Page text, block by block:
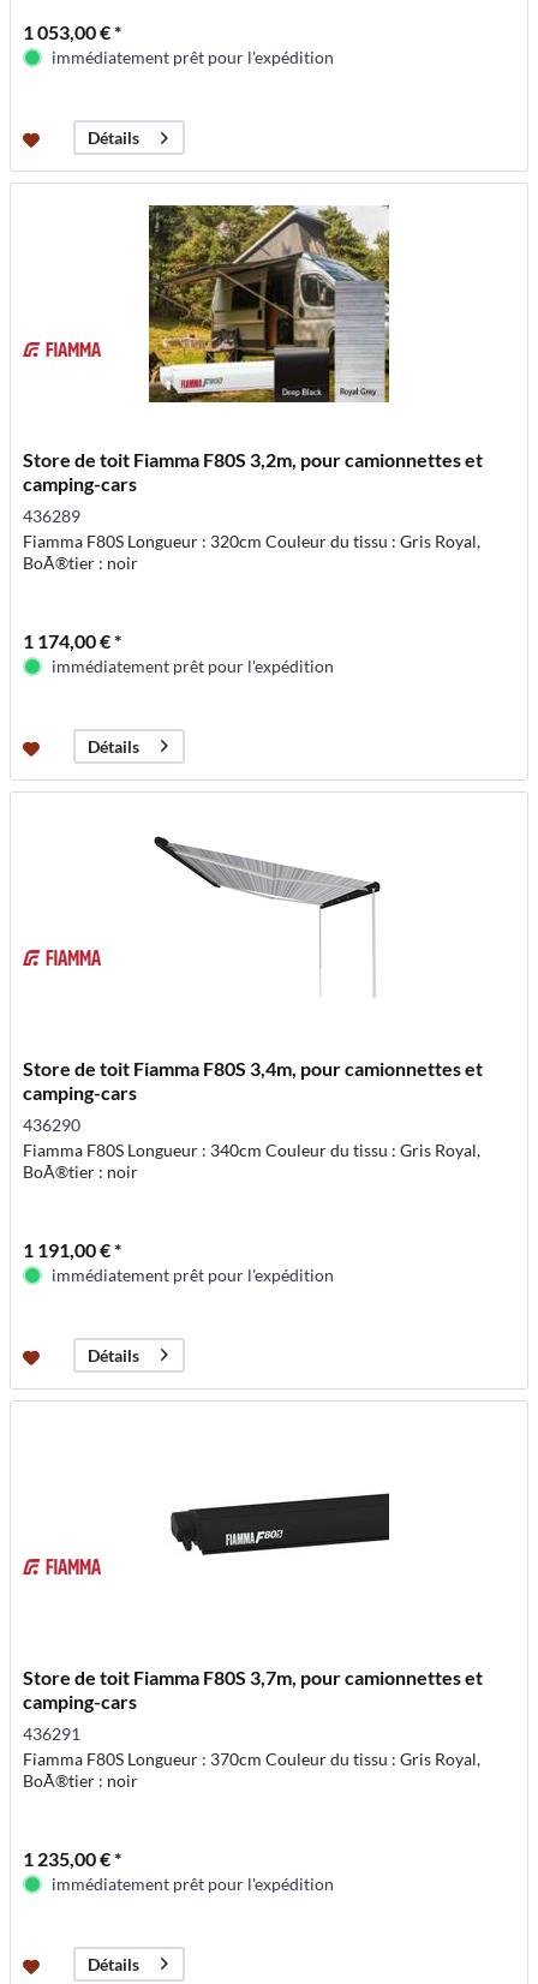
1 053,00 € *
immédiatement prêt pour l'expédition
Détails
Store de toit Fiamma F80S 3,2m, pour camionnettes et
camping-cars
436289
Fiamma F80S Longueur : 320cm Couleur du tissu : Gris Royal,
BoÃ®tier : noir
1 174,00 € *
immédiatement prêt pour l'expédition
Détails
Store de toit Fiamma F80S 3,4m, pour camionnettes et
camping-cars
436290
Fiamma F80S Longueur : 340cm Couleur du tissu : Gris Royal,
BoÃ®tier : noir
1 191,00 € *
immédiatement prêt pour l'expédition
Détails
Store de toit Fiamma F80S 3,7m, pour camionnettes et
camping-cars
436291
Fiamma F80S Longueur : 370cm Couleur du tissu : Gris Royal,
BoÃ®tier : noir
1 235,00 € *
immédiatement prêt pour l'expédition
Détails